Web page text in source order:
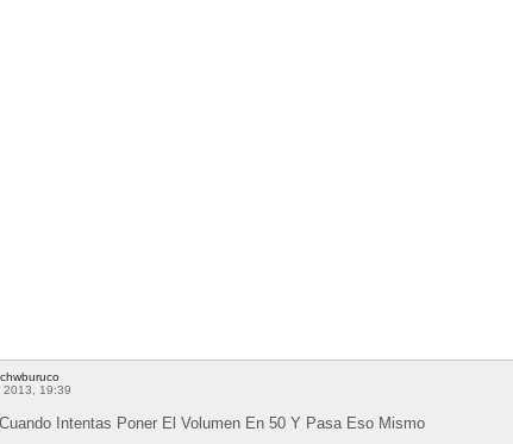
chwburuco
2013, 19:39
Intentas Poner El Volumen En 50 Y Pasa Eso Mismo